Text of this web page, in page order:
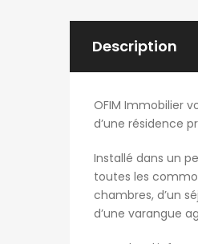
Description
OFIM Immobilier
d’une résidence
Installé dans un
toutes les
chambres, d’un
d’une varangue